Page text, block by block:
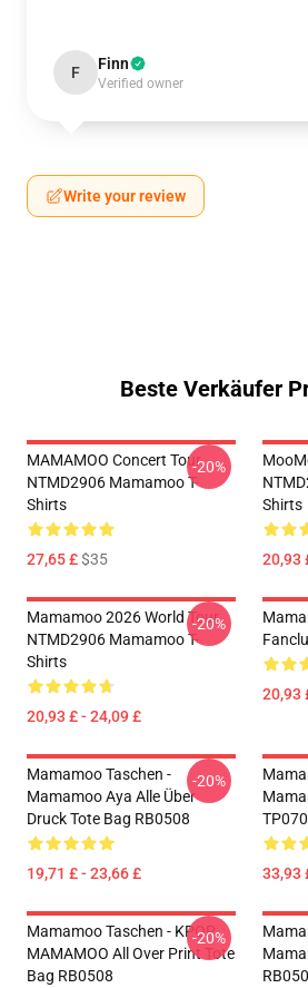
F Finn
Verified owner
Write your review
Beste Verkäufer
MAMAMOO Concert Tour
NTMD2906 Mamamoo T-
Shirts
27,65 £$35
-20%
Shirts
20,93
Mamamoo 2026 World Tour
NTMD2906 Mamamoo T-
Shirts
20,93 £ - 24,09 £
-20%
20,93
Mamamoo Taschen -
Mamamoo Aya Alle Über
Druck Tote Bag RB0508
19,71 £ - 23,66 £
-20%
33,93
Mamamoo Taschen - KPOP
MAMAMOO All Over Print Tote
Bag RB0508
-20%